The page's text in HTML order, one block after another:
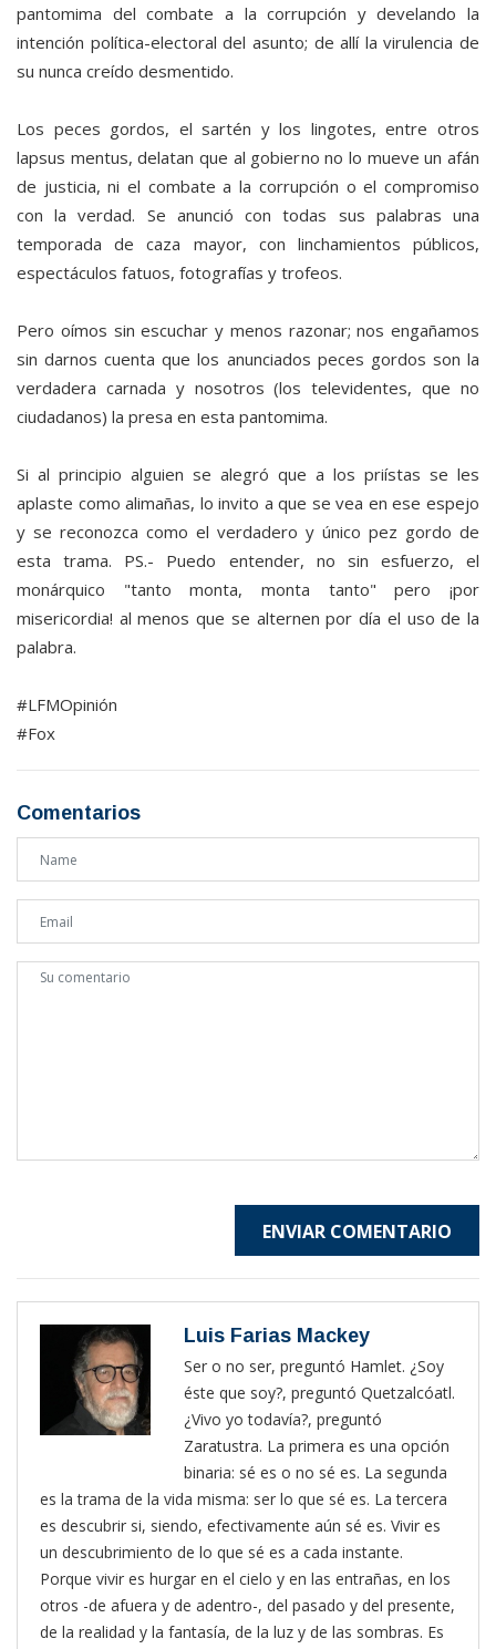
pantomima del combate a la corrupción y develando la
intención política-electoral del asunto; de allí la virulencia de
su nunca creído desmentido.
Los peces gordos, el sartén y los lingotes, entre otros
lapsus mentus, delatan que al gobierno no lo mueve un afán
de justicia, ni el combate a la corrupción o el compromiso
con la verdad. Se anunció con todas sus palabras una
temporada de caza mayor, con linchamientos públicos,
espectáculos fatuos, fotografías y trofeos.
Pero oímos sin escuchar y menos razonar; nos engañamos
sin darnos cuenta que los anunciados peces gordos son la
verdadera carnada y nosotros (los televidentes, que no
ciudadanos) la presa en esta pantomima.
Si al principio alguien se alegró que a los priístas se les
aplaste como alimañas, lo invito a que se vea en ese espejo
y se reconozca como el verdadero y único pez gordo de
esta trama. PS.- Puedo entender, no sin esfuerzo, el
monárquico "tanto monta, monta tanto" pero ¡por
misericordia! al menos que se alternen por día el uso de la
palabra.
#LFMOpinión
#Fox
Comentarios
ENVIAR COMENTARIO
Luis Farias Mackey
Ser o no ser, preguntó Hamlet. ¿Soy
éste que soy?, preguntó Quetzalcóatl.
¿Vivo yo todavía?, preguntó
Zaratustra. La primera es una opción
binaria: sé es o no sé es. La segunda
es la trama de la vida misma: ser lo que sé es. La tercera
es descubrir si, siendo, efectivamente aún sé es. Vivir es
un descubrimiento de lo que sé es a cada instante.
Porque vivir es hurgar en el cielo y en las entrañas, en los
otros -de afuera y de adentro-, del pasado y del presente,
de la realidad y la fantasía, de la luz y de las sombras. Es